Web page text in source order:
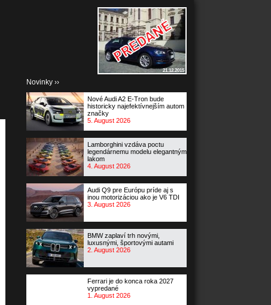
21.12.2015
Novinky ››
Nové Audi A2 E-Tron bude
historicky najefektívnejším autom
značky
5. August 2026
Lamborghini vzdáva poctu
legendárnemu modelu elegantným
lakom
4. August 2026
Audi Q9 pre Európu príde aj s
inou motorizáciou ako je V6 TDI
3. August 2026
BMW zaplaví trh novými,
luxusnými, športovými autami
2. August 2026
Ferrari je do konca roka 2027
vypredané
1. August 2026